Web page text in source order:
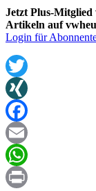
Jetzt Plus-
Artikeln auf
Login für
Twitter
XING
Facebook
Email
WhatsApp